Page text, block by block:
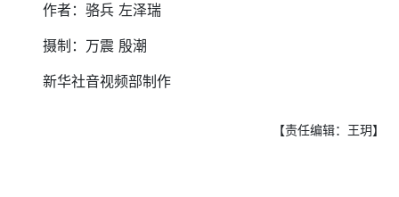
作者：骆兵 左泽瑞
摄制：万震 殷潮
新华社音视频部制作
【责任编辑：王玥】